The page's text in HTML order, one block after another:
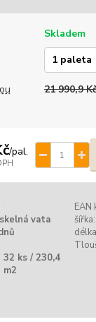
Skladem
21 990,9
/pal.
EAN
vata šířka:
32 ks / 230,4
m2